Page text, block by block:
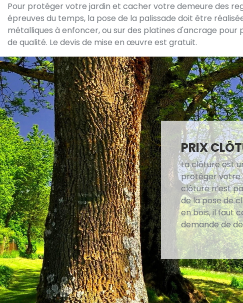
Pour protéger votre jardin et cacher votre demeure des
épreuves du temps, la pose de la palissade doit être
métalliques à enfoncer, ou sur des platines d'ancrage
de qualité. Le devis de mise en œuvre est gratuit.
PRIX
La clôture est
protéger votre
clôture n’est
de la pose de
en bois, il faut
demande de